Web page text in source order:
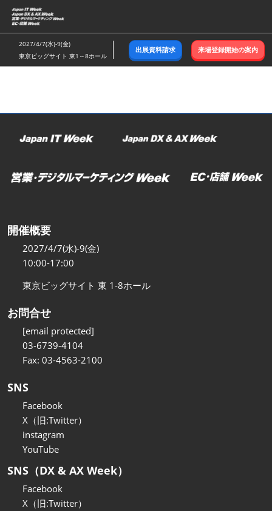
ス
キ
ッ
し
む
2027/4/7(水)-9(金)
東京ビッグサイト 東1～8ホール
出展資料請求 来場登録開始の案内
開催概要
2027/4/7(水)-9(金)
10:00-17:00
東京ビッグサイト 東 1-8ホール
お問合せ
[email protected]
03-6739-4104
Fax: 03-4563-2100
SNS
Facebook
X（旧:Twitter）
instagram
YouTube
SNS（DX & AX Week）
Facebook
X（旧:Twitter）